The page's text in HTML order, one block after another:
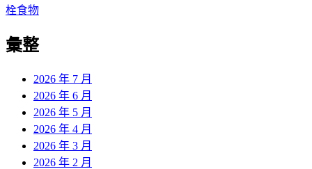
導
覽
栓食物
彙整
2026 年 7 月
2026 年 6 月
2026 年 5 月
2026 年 4 月
2026 年 3 月
2026 年 2 月